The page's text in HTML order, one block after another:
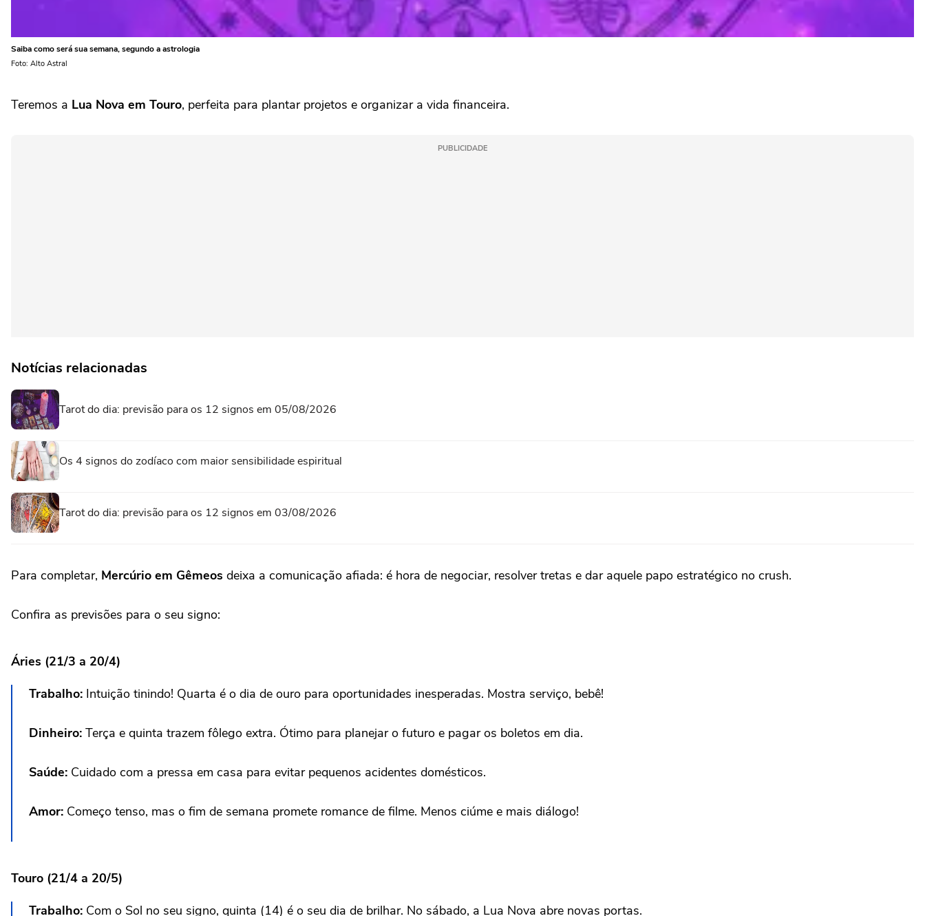
Saiba como será sua semana, segundo a astrologia
Foto: Alto Astral
Teremos a Lua Nova em Touro, perfeita para plantar projetos e organizar a vida financeira.
PUBLICIDADE
Notícias relacionadas
Tarot do dia: previsão para os 12 signos em 05/08/2026
Os 4 signos do zodíaco com maior sensibilidade espiritual
Tarot do dia: previsão para os 12 signos em 03/08/2026
Para completar, Mercúrio em Gêmeos deixa a comunicação afiada: é hora de negociar, resolver tretas e dar aquele papo estratégico no crush.
Confira as previsões para o seu signo:
Áries (21/3 a 20/4)
Trabalho: Intuição tinindo! Quarta é o dia de ouro para oportunidades inesperadas. Mostra serviço, bebê!
Dinheiro: Terça e quinta trazem fôlego extra. Ótimo para planejar o futuro e pagar os boletos em dia.
Saúde: Cuidado com a pressa em casa para evitar pequenos acidentes domésticos.
Amor: Começo tenso, mas o fim de semana promete romance de filme. Menos ciúme e mais diálogo!
Touro (21/4 a 20/5)
Trabalho: Com o Sol no seu signo, quinta (14) é o seu dia de brilhar. No sábado, a Lua Nova abre novas portas.